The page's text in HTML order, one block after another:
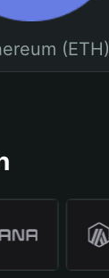
(ETH)